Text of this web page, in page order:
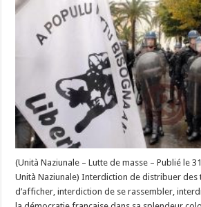
1
100,
la
ne
s’est
pas
à
–
31
2007
(Unità Naziunale – Lutte de masse – Publié le
Unità Naziunale) Interdiction de distribuer des
d’afficher, interdiction de se rassembler,